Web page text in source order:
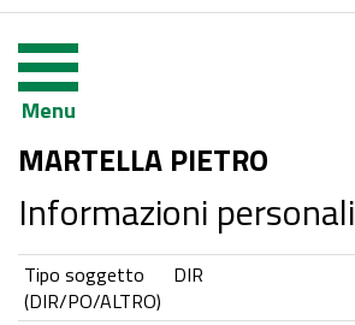
Menu
MARTELLA PIETRO
Informazioni personali
Tipo soggetto
(DIR/PO/ALTRO)
DIR